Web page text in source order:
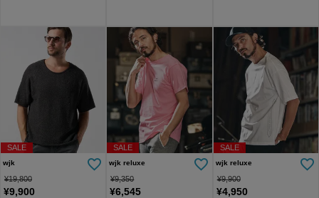
SALE
wjk
¥19,800
¥9,900
SALE
wjk reluxe
¥9,350
¥6,545
SALE
wjk reluxe
¥9,900
¥4,950